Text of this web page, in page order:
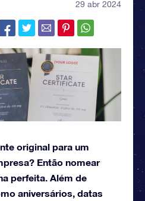
29 abr 2024
original para um
Então nomear
perfeita. Além de
aniversários, datas